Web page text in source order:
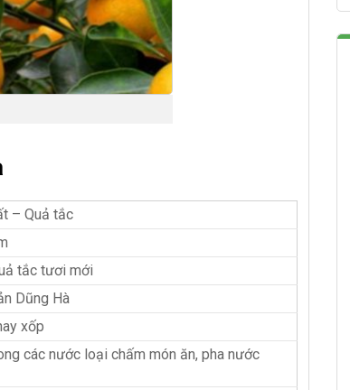
– Quả tắc
tắc tươi mới
Dũng Hà
xốp
các nước loại chấm món ăn, pha nước